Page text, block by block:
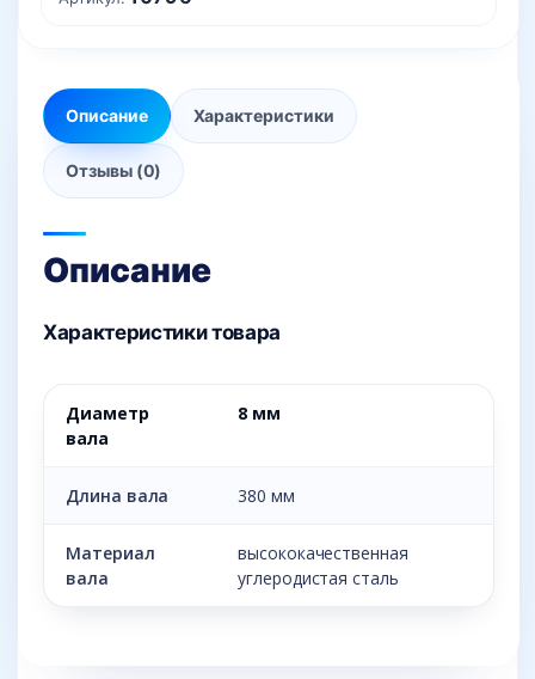
Описание Характеристики
Отзывы (0)
Описание
Характеристики товара
Диаметр
вала
8 мм
Длина вала 380 мм
Материал
вала
высококачественная
углеродистая сталь